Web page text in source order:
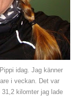
idag. Jag känner
i veckan. Det var
kilomter jag lade